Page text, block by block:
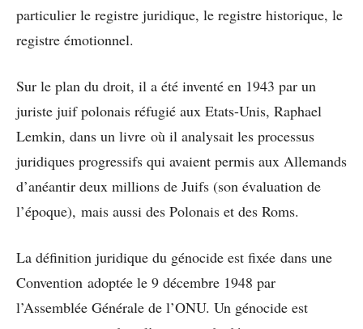
particulier le registre juridique, le registre historique, le
registre émotionnel.
Sur le plan du droit, il a été inventé en 1943 par un
juriste juif polonais réfugié aux Etats-Unis, Raphael
Lemkin, dans un livre où il analysait les processus
juridiques progressifs qui avaient permis aux Allemands
d’anéantir deux millions de Juifs (son évaluation de
l’époque), mais aussi des Polonais et des Roms.
La définition juridique du génocide est fixée dans une
Convention adoptée le 9 décembre 1948 par
l’Assemblée Générale de l’ONU. Un génocide est